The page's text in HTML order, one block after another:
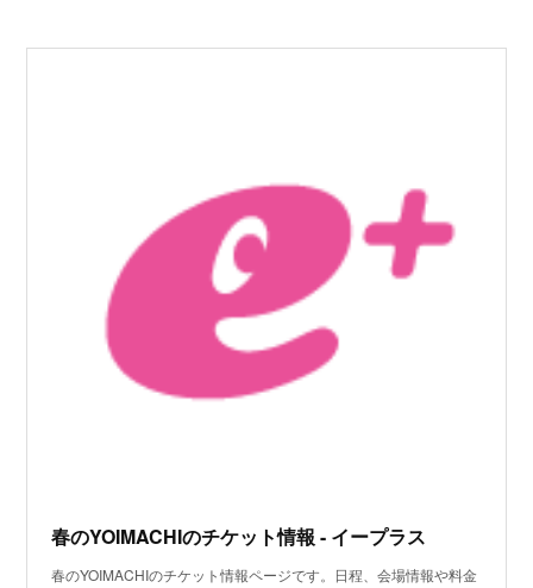
春のYOIMACHIのチケット情報 - イープラス
春のYOIMACHIのチケット情報ページです。日程、会場情報や料金